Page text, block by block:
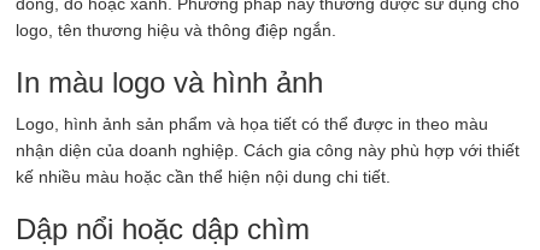
đồng, đỏ hoặc xanh. Phương pháp này thường được sử dụng cho
logo, tên thương hiệu và thông điệp ngắn.
In màu logo và hình ảnh
Logo, hình ảnh sản phẩm và họa tiết có thể được in theo màu
nhận diện của doanh nghiệp. Cách gia công này phù hợp với thiết
kế nhiều màu hoặc cần thể hiện nội dung chi tiết.
Dập nổi hoặc dập chìm